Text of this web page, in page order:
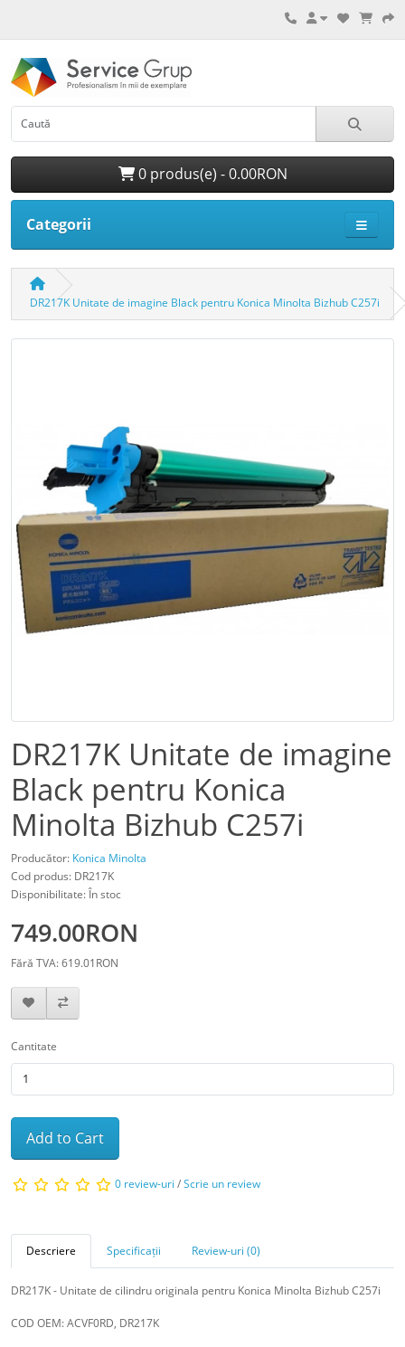
0 produs(e) - 0.00RON
Categorii
DR217K Unitate de imagine Black pentru Konica Minolta Bizhub C257i
DR217K Unitate de imagine
Black pentru Konica
Minolta Bizhub C257i
Producător: Konica Minolta
Cod produs: DR217K
Disponibilitate: În stoc
749.00RON
Fără TVA: 619.01RON
Cantitate
Add to Cart
0 review-uri /Scrie un review
Descriere Specificații Review-uri (0)
DR217K - Unitate de cilindru originala pentru Konica Minolta Bizhub C257i
COD OEM: ACVF0RD, DR217K